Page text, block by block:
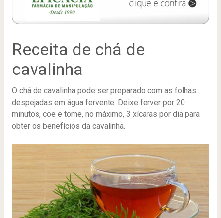
Receita de chá de
cavalinha
O chá de cavalinha pode ser preparado com as folhas
despejadas em água fervente. Deixe ferver por 20
minutos, coe e tome, no máximo, 3 xícaras por dia para
obter os benefícios da cavalinha.